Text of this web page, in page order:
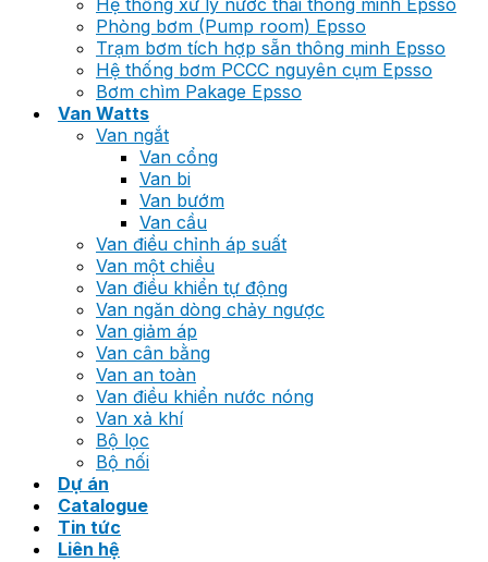
Hệ thống xử lý nước thải thông minh Epsso
Phòng bơm (Pump room) Epsso
Trạm bơm tích hợp sẵn thông minh Epsso
Hệ thống bơm PCCC nguyên cụm Epsso
Bơm chìm Pakage Epsso
Van Watts
Van ngắt
Van cổng
Van bi
Van bướm
Van cầu
Van điều chỉnh áp suất
Van một chiều
Van điều khiển tự động
Van ngăn dòng chảy ngược
Van giảm áp
Van cân bằng
Van an toàn
Van điều khiển nước nóng
Van xả khí
Bộ lọc
Bộ nối
Dự án
Catalogue
Tin tức
Liên hệ